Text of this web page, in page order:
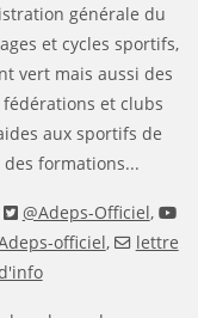
générale du
et cycles sportifs,
vert mais aussi des
et clubs
aux sportifs de
formations...
@Adeps-Officiel,
officiel,
lettre